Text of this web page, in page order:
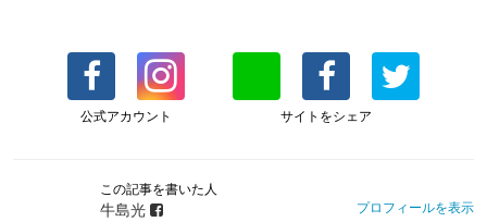
公式アカウント サイトをシェア
この記事を書いた人
牛島光 プロフィールを表示